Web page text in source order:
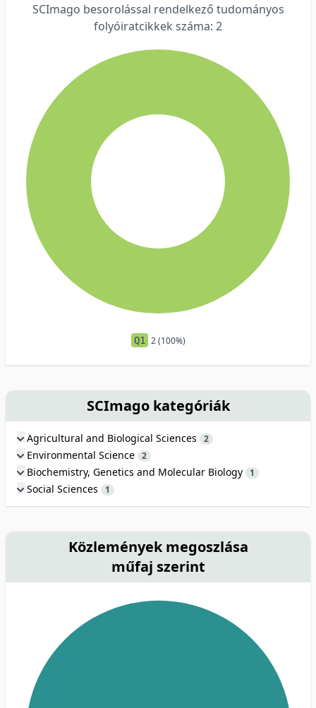
SCImago besorolással rendelkező tudományos
folyóiratcikkek száma: 2
Q1 2 (100%)
SCImago kategóriák
Agricultural and Biological Sciences 2
Environmental Science 2
Biochemistry, Genetics and Molecular Biology 1
Social Sciences 1
Közlemények megoszlása
műfaj szerint